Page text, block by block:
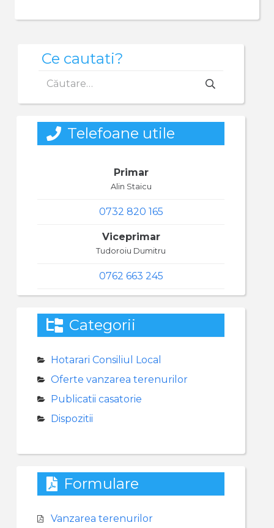
Ce cautati?
după:
Telefoane utile
Primar
Alin Staicu
0732 820 165
Viceprimar
Tudoroiu Dumitru
0762 663 245
Categorii
Hotarari Consiliul Local
Oferte vanzarea terenurilor
Publicatii casatorie
Dispozitii
Formulare
Vanzarea terenurilor